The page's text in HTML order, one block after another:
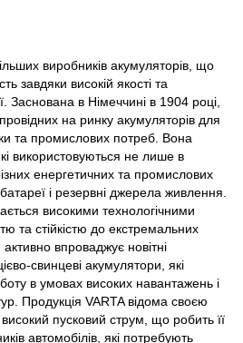
виробників акумуляторів, що
завдяки високій якості та
Заснована в Німеччині в 1904 році,
на ринку акумуляторів для
та промислових потреб. Вона
використовуються не лише в
енергетичних та промислових
і резервні джерела живлення.
високими технологічними
та стійкістю до екстремальних
впроваджує новітні
свинцеві акумулятори, які
в умовах високих навантажень і
Продукція VARTA відома своєю
пусковий струм, що робить її
автомобілів, які потребують